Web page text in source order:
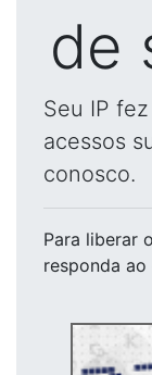
de
Seu IP
acessos
conosco.
Para liberar
responda